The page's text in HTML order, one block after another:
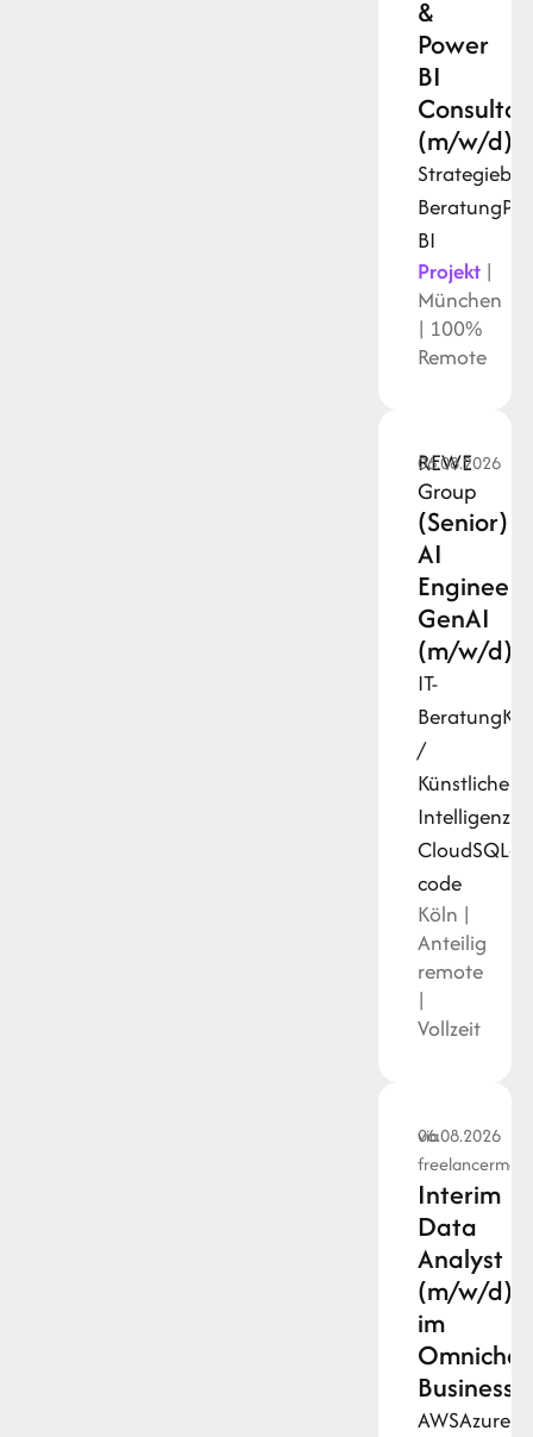
&
Power
BI
(m/w/d)
Beratung
BI
Projekt|
München
| 100%
Remote
REWE
Group
(Senior)
AI
Engineer
GenAI
(m/w/d)
06.08.2026
IT-
BeratungKI
/
Künstliche
Intelligenz
CloudSQL
code
Köln |
Anteilig
remote
|
Vollzeit
via
freelancermap
Interim
Data
Analyst
(m/w/d)
im
Business
06.08.2026
AWSAzure